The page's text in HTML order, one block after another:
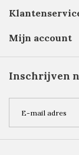
Mijn account
Inschrijven